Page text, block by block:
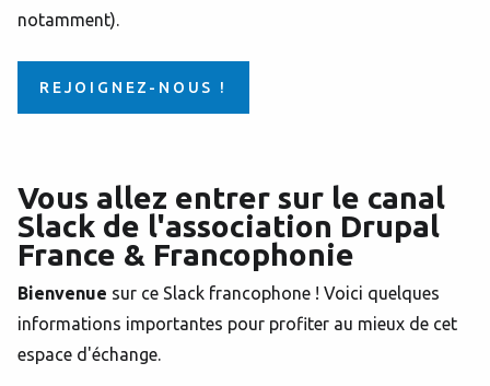
notamment).
REJOIGNEZ-NOUS !
Vous allez entrer sur le canal
Slack de l'association Drupal
France & Francophonie
Bienvenue sur ce Slack francophone ! Voici quelques
informations importantes pour profiter au mieux de cet
espace d'échange.